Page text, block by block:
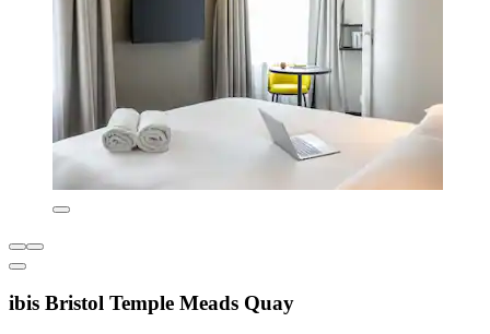
ibis Bristol Temple Meads Quay